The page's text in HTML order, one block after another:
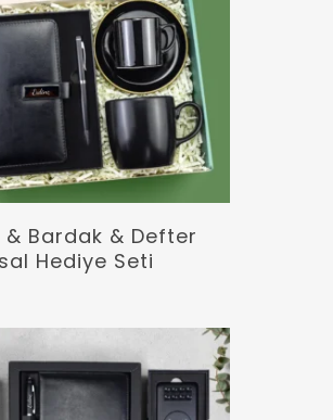
Devamını Oku
& Bardak & Defter
Hediye Seti